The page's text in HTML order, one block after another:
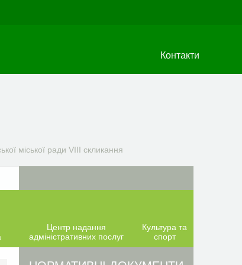
Контакти
міської ради VIIІ скликання
Центр надання
адміністративних послуг
Культура та
спорт